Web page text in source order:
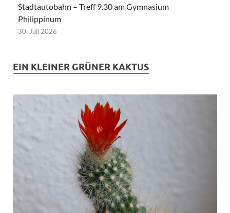
Stadtautobahn – Treff 9.30 am Gymnasium
Philippinum
30. Juli 2026
EIN KLEINER GRÜNER KAKTUS